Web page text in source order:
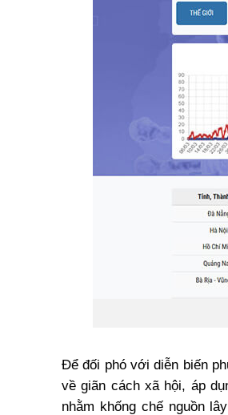
Để đối phó với diễn biến
về giãn cách xã hội, áp
nhằm khống chế nguồn